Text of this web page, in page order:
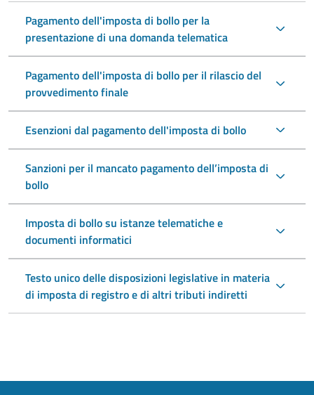
Pagamento dell'imposta di bollo per la
presentazione di una domanda telematica
Pagamento dell'imposta di bollo per il rilascio del
provvedimento finale
Esenzioni dal pagamento dell'imposta di bollo
Sanzioni per il mancato pagamento dell’imposta di
bollo
Imposta di bollo su istanze telematiche e
documenti informatici
Testo unico delle disposizioni legislative in materia
di imposta di registro e di altri tributi indiretti